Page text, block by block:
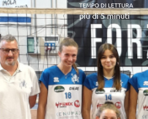
TEMPO DI LETTURA
più di 5 minuti